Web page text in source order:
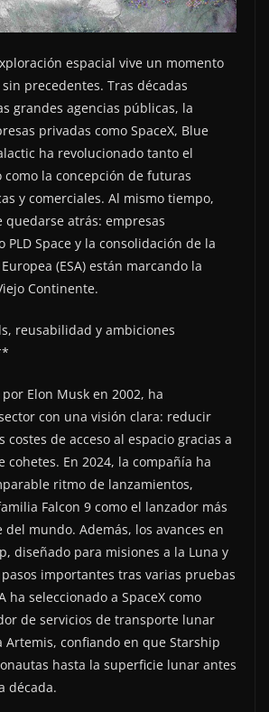
espacial vive un momento
precedentes. Tras décadas
grandes agencias públicas, la
privadas como SpaceX, Blue
ha revolucionado tanto el
como la concepción de futuras
y comerciales. Al mismo tiempo,
quedarse atrás: empresas
PLD Space y la consolidación de la
(ESA) están marcando la
Continente.
reusabilidad y ambiciones
Elon Musk en 2002, ha
con una visión clara: reducir
costes de acceso al espacio gracias a
cohetes. En 2024, la compañía ha
ritmo de lanzamientos,
Falcon 9 como el lanzador más
mundo. Además, los avances en
diseñado para misiones a la Luna y
importantes tras varias pruebas
ha seleccionado a SpaceX como
de servicios de transporte lunar
Artemis, confiando en que Starship
hasta la superficie lunar antes
década.